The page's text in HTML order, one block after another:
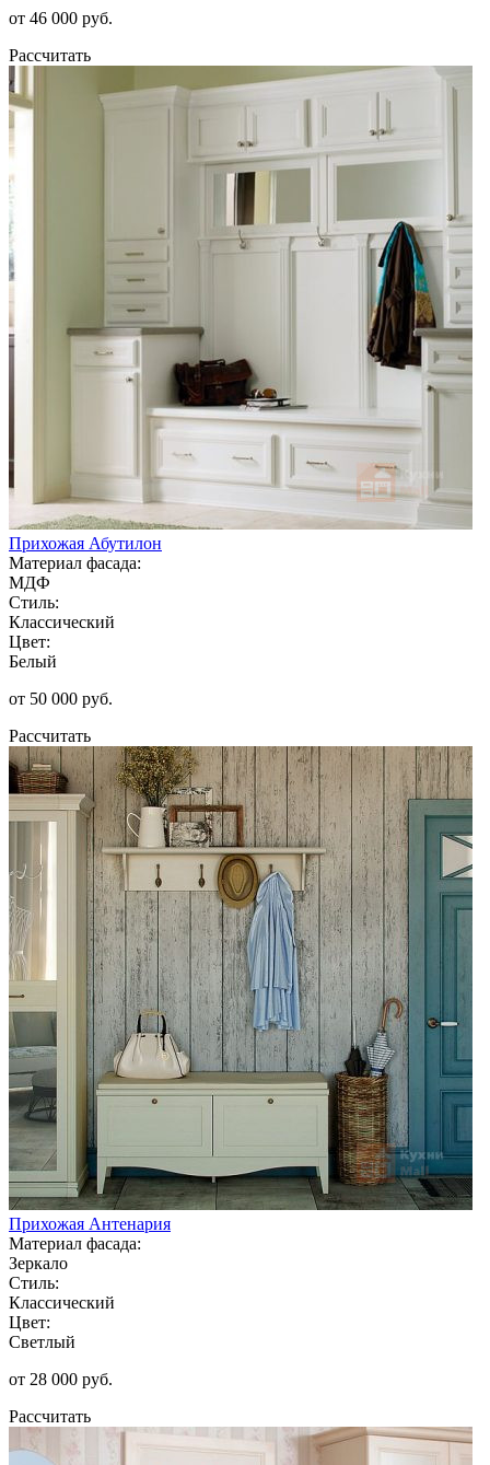
от 46 000 руб.
Рассчитать
Прихожая Абутилон
Материал фасада:
МДФ
Стиль:
Классический
Цвет:
Белый
от 50 000 руб.
Рассчитать
Прихожая Антенария
Материал фасада:
Зеркало
Стиль:
Классический
Цвет:
Светлый
от 28 000 руб.
Рассчитать